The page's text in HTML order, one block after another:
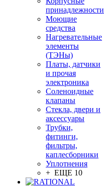
принадлежности
Моющие
средства
Нагревательные
элементы
(ТЭНы)
Платы, датчики
и прочая
электроника
Соленоидные
клапаны
Стекла, двери и
аксессуары
Трубки,
фитинги,
фильтры,
каплесборники
Уплотнения
+ ЕЩЕ 10